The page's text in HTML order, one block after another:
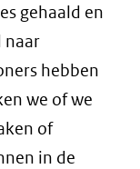
gehaald en
naar
hebben
we of we
of
in de